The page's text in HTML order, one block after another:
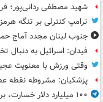
شهید مصطفی ردانی‌پور؛
ترامپ کنترلی بر تنگه هرمز
جنوب لبنان مجدد آماج
فیدان: اسرائیل به
وقتی ورزش با معنویت
پزشکیان: مشروطه نقطه
۱۰۰ میلیارد دلار خسارت، برای باز نگه داشتن تنگه‌ای که باز بود!